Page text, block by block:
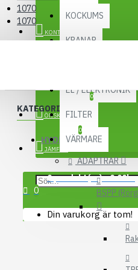
KOCKUMS
KRANAR
EL / ELEKTRONIK
FILTER
VÄRMARE
KONTO
ÖNSKELISTA
0
JÄMFÖR
0
0 produkt(er) - 0.00kr
0
Din varukorg är tom!
1070
1070
KATEGORIER
HYDRAULIK
ADAPTRAR
BSPP